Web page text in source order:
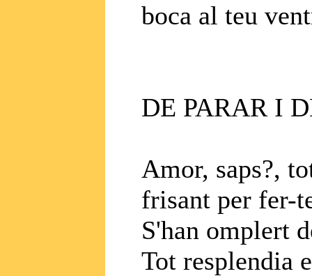
boca al teu
DE PARAR I
Amor, saps?,
frisant per fer-
S'han omplert
Tot resplendia